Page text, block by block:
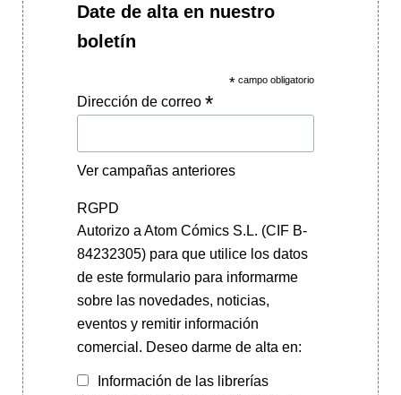
Date de alta en nuestro
boletín
* campo obligatorio
Dirección de correo *
Ver campañas anteriores
RGPD
Autorizo a Atom Cómics S.L. (CIF B-
84232305) para que utilice los datos
de este formulario para informarme
sobre las novedades, noticias,
eventos y remitir información
comercial. Deseo darme de alta en:
Información de las librerías